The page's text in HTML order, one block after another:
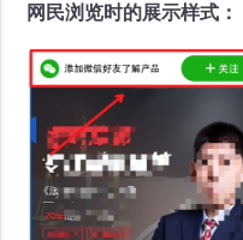
网民浏览时的展示样式：